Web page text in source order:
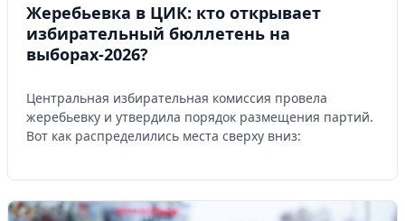
Жеребьевка в ЦИК: кто открывает
избирательный бюллетень на
выборах-2026?
Центральная избирательная комиссия провела
жеребьевку и утвердила порядок размещения партий.
Вот как распределились места сверху вниз: